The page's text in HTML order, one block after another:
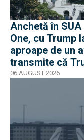
Anchetă în
One, cu Trump
aproape de un
transmite că
moment în
06 AUGUST 2026